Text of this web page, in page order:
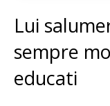
Lui
sempre
educati